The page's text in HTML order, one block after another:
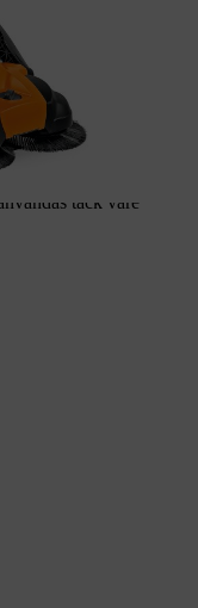
maskiner i
vare
kvalitet. Inom
med alla
och den beprövade
tack vare